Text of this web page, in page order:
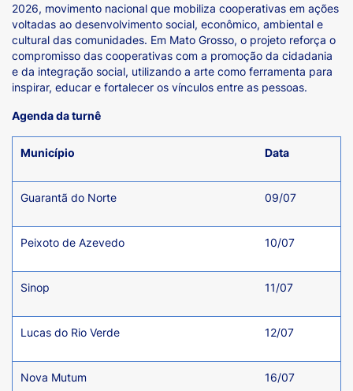
2026, movimento nacional que mobiliza cooperativas em ações
voltadas ao desenvolvimento social, econômico, ambiental e
cultural das comunidades. Em Mato Grosso, o projeto reforça o
compromisso das cooperativas com a promoção da cidadania
e da integração social, utilizando a arte como ferramenta para
inspirar, educar e fortalecer os vínculos entre as pessoas.
Agenda da turnê
Município Data
Guarantã do Norte 09/07
Peixoto de Azevedo 10/07
Sinop 11/07
Lucas do Rio Verde 12/07
Nova Mutum 16/07